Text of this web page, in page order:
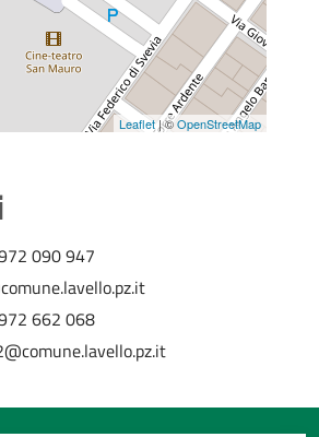
Leaflet| ©OpenStreetMap
090 947
662 068